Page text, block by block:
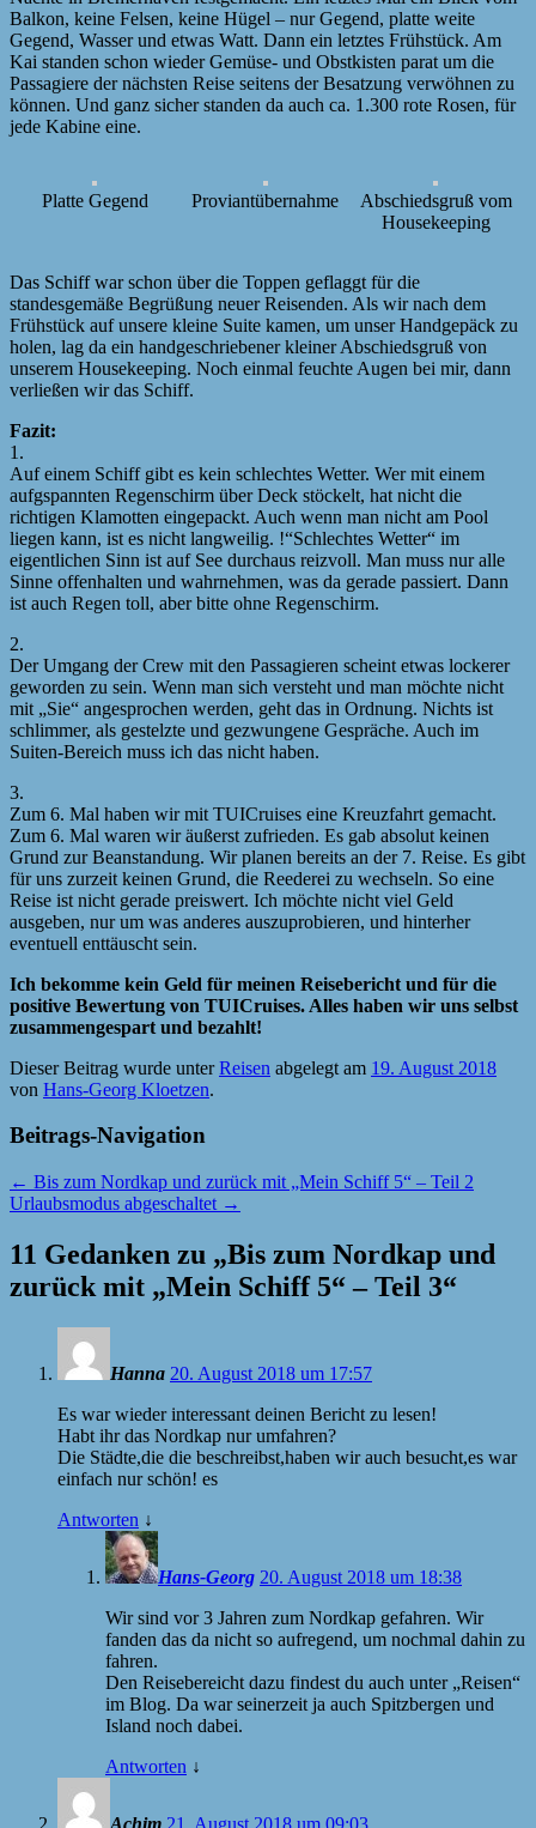
Balkon, keine Felsen, keine Hügel – nur Gegend, platte weite
Gegend, Wasser und etwas Watt. Dann ein letztes Frühstück. Am
Kai standen schon wieder Gemüse- und Obstkisten parat um die
Passagiere der nächsten Reise seitens der Besatzung verwöhnen zu
können. Und ganz sicher standen da auch ca. 1.300 rote Rosen, für
jede Kabine eine.
Platte Gegend Proviantübernahme
Abschiedsgruß vom
Housekeeping
Das Schiff war schon über die Toppen geflaggt für die
standesgemäße Begrüßung neuer Reisenden. Als wir nach dem
Frühstück auf unsere kleine Suite kamen, um unser Handgepäck zu
holen, lag da ein handgeschriebener kleiner Abschiedsgruß von
unserem Housekeeping. Noch einmal feuchte Augen bei mir, dann
verließen wir das Schiff.
Fazit:
1.
Auf einem Schiff gibt es kein schlechtes Wetter. Wer mit einem
aufgspannten Regenschirm über Deck stöckelt, hat nicht die
richtigen Klamotten eingepackt. Auch wenn man nicht am Pool
liegen kann, ist es nicht langweilig. !“Schlechtes Wetter“ im
eigentlichen Sinn ist auf See durchaus reizvoll. Man muss nur alle
Sinne offenhalten und wahrnehmen, was da gerade passiert. Dann
ist auch Regen toll, aber bitte ohne Regenschirm.
2.
Der Umgang der Crew mit den Passagieren scheint etwas lockerer
geworden zu sein. Wenn man sich versteht und man möchte nicht
mit „Sie“ angesprochen werden, geht das in Ordnung. Nichts ist
schlimmer, als gestelzte und gezwungene Gespräche. Auch im
Suiten-Bereich muss ich das nicht haben.
3.
Zum 6. Mal haben wir mit TUICruises eine Kreuzfahrt gemacht.
Zum 6. Mal waren wir äußerst zufrieden. Es gab absolut keinen
Grund zur Beanstandung. Wir planen bereits an der 7. Reise. Es gibt
für uns zurzeit keinen Grund, die Reederei zu wechseln. So eine
Reise ist nicht gerade preiswert. Ich möchte nicht viel Geld
ausgeben, nur um was anderes auszuprobieren, und hinterher
eventuell enttäuscht sein.
Ich bekomme kein Geld für meinen Reisebericht und für die
positive Bewertung von TUICruises. Alles haben wir uns selbst
zusammengespart und bezahlt!
Dieser Beitrag wurde unterReisen abgelegt am 19. August 2018
von Hans-Georg Kloetzen.
Beitrags-Navigation
← Bis zum Nordkap und zurück mit „Mein Schiff 5“ – Teil 2
Urlaubsmodus abgeschaltet →
11 Gedanken zu „Bis zum Nordkap und
zurück mit „Mein Schiff 5“ – Teil 3“
Hanna 20. August 2018 um 17:57
Es war wieder interessant deinen Bericht zu lesen!
Habt ihr das Nordkap nur umfahren?
Die Städte,die die beschreibst,haben wir auch besucht,es war
einfach nur schön! es
Antworten ↓
Hans-Georg 20. August 2018 um 18:38
Wir sind vor 3 Jahren zum Nordkap gefahren. Wir
fanden das da nicht so aufregend, um nochmal dahin zu
fahren.
Den Reisebereicht dazu findest du auch unter „Reisen“
im Blog. Da war seinerzeit ja auch Spitzbergen und
Island noch dabei.
Antworten ↓
Achim 21. August 2018 um 09:03